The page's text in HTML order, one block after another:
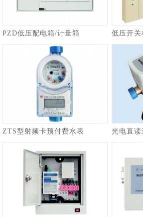
PZD低压配电箱/计量箱
低压开关
ZTS型射频卡预付费水表 光电直